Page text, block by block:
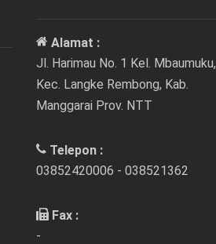
Alamat :
Jl. Harimau No. 1 Kel. Mbaumuku,
Kec. Langke Rembong, Kab.
Manggarai Prov. NTT
Telepon :
03852420006 - 038521362
Fax :
-